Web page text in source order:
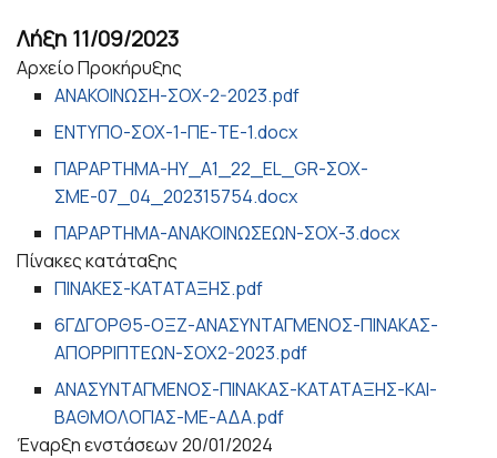
Λήξη 11/09/2023
Αρχείο Προκήρυξης
ΑΝΑΚΟΙΝΩΣΗ-ΣΟΧ-2-2023.pdf
ΕΝΤΥΠΟ-ΣΟΧ-1-ΠΕ-ΤΕ-1.docx
ΠΑΡΑΡΤΗΜΑ-ΗΥ_A1_22_EL_GR-ΣΟΧ-
ΣΜΕ-07_04_202315754.docx
ΠΑΡΑΡΤΗΜΑ-ΑΝΑΚΟΙΝΩΣΕΩΝ-ΣΟΧ-3.docx
Πίνακες κατάταξης
ΠΙΝΑΚΕΣ-ΚΑΤΑΤΑΞΗΣ.pdf
6ΓΔΓΟΡΘ5-ΟΞΖ-ΑΝΑΣΥΝΤΑΓΜΕΝΟΣ-ΠΙΝΑΚΑΣ-
ΑΠΟΡΡΙΠΤΕΩΝ-ΣΟΧ2-2023.pdf
ΑΝΑΣΥΝΤΑΓΜΕΝΟΣ-ΠΙΝΑΚΑΣ-ΚΑΤΑΤΑΞΗΣ-ΚΑΙ-
ΒΑΘΜΟΛΟΓΙΑΣ-ΜΕ-ΑΔΑ.pdf
Έναρξη ενστάσεων20/01/2024